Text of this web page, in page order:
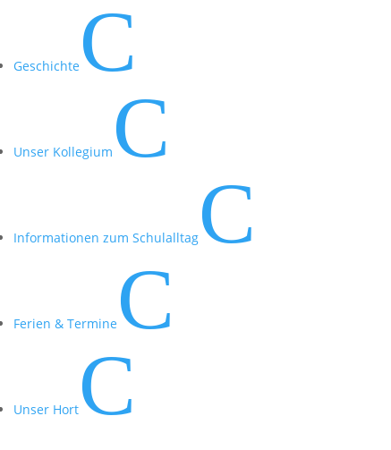
Geschichte C
Unser Kollegium C
Informationen zum Schulalltag C
Ferien & Termine C
Unser Hort C